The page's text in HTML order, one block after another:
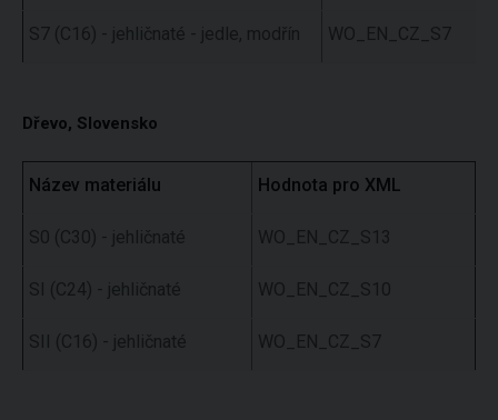
S7 (C16) - jehličnaté - jedle, modřín WO_EN_CZ_S7
Dřevo, Slovensko
Název materiálu Hodnota pro XML
S0 (C30) - jehličnaté WO_EN_CZ_S13
SI (C24) - jehličnaté WO_EN_CZ_S10
SII (C16) - jehličnaté WO_EN_CZ_S7